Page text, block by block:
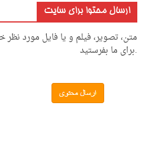
ارسال محتوا برای سایت
متن، تصویر، فیلم و یا فایل مورد نظر
.برای ما بفرستید